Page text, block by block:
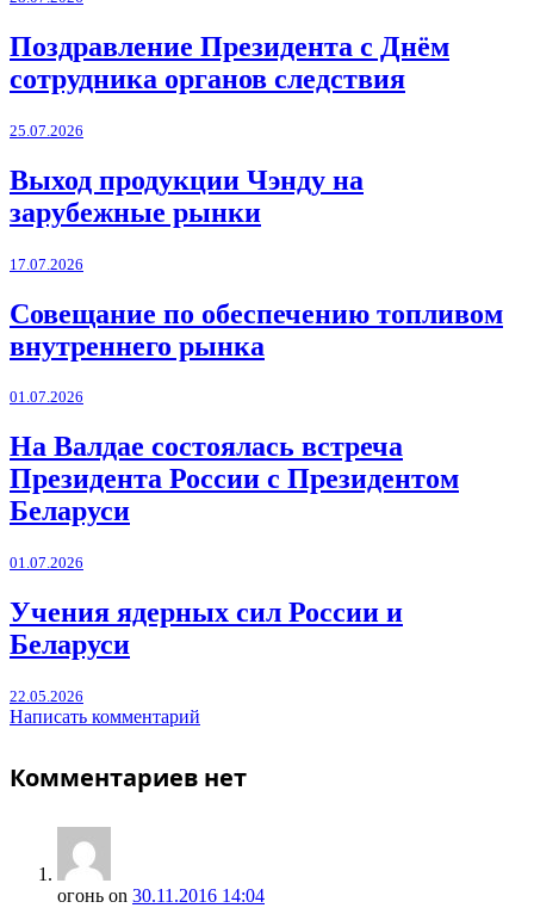
Поздравление Президента с Днём
сотрудника органов следствия
25.07.2026
Выход продукции Чэнду на
зарубежные рынки
17.07.2026
Совещание по обеспечению топливом
внутреннего рынка
01.07.2026
На Валдае состоялась встреча
Президента России с Президентом
Беларуси
01.07.2026
Учения ядерных сил России и
Беларуси
22.05.2026
Написать комментарий
Комментариев нет
огонь on 30.11.2016 14:04